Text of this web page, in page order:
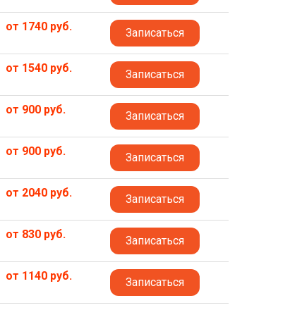
от 1740 руб. Записаться
от 1540 руб. Записаться
от 900 руб. Записаться
от 900 руб. Записаться
от 2040 руб. Записаться
от 830 руб. Записаться
от 1140 руб. Записаться